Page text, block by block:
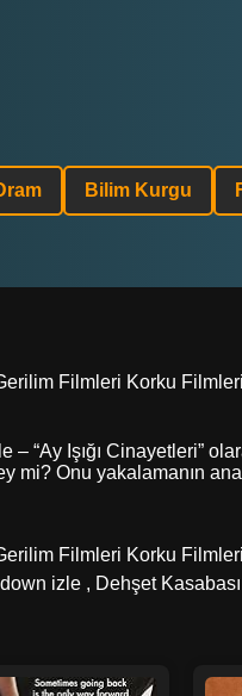
Bilim Kurgu
Filmleri Korku
“Ay Işığı Cinayetleri”
mi? Onu yakalamanın
Filmleri Korku
izle , Dehşet